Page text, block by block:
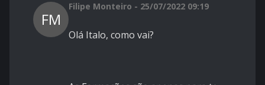
FM
Filipe Monteiro - 25/07/2022 09:19
Olá Italo, como vai?